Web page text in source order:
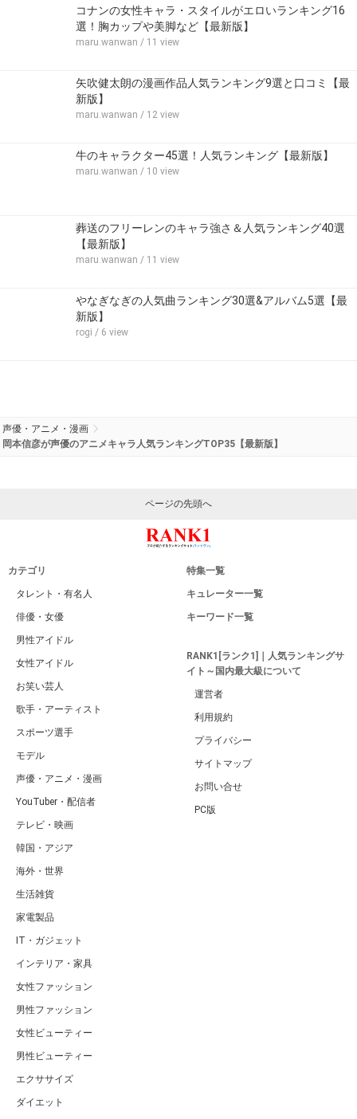
コナンの女性キャラ・スタイルがエロいランキング16
選！胸カップや美脚など【最新版】
maru.wanwan / 11 view
矢吹健太朗の漫画作品人気ランキング9選と口コミ【最
新版】
maru.wanwan / 12 view
牛のキャラクター45選！人気ランキング【最新版】
maru.wanwan / 10 view
葬送のフリーレンのキャラ強さ＆人気ランキング40選
【最新版】
maru.wanwan / 11 view
やなぎなぎの人気曲ランキング30選&アルバム5選【最
新版】
rogi / 6 view
声優・アニメ・漫画
岡本信彦が声優のアニメキャラ人気ランキングTOP35【最新版】
ページの先頭へ
カテゴリ
タレント・有名人
俳優・女優
男性アイドル
女性アイドル
お笑い芸人
歌手・アーティスト
スポーツ選手
モデル
声優・アニメ・漫画
YouTuber・配信者
テレビ・映画
韓国・アジア
海外・世界
生活雑貨
家電製品
IT・ガジェット
インテリア・家具
女性ファッション
男性ファッション
女性ビューティー
男性ビューティー
エクササイズ
ダイエット
特集一覧
キュレーター一覧
キーワード一覧
RANK1[ランク1]｜人気ランキングサ
イト～国内最大級について
運営者
利用規約
プライバシー
サイトマップ
お問い合せ
PC版